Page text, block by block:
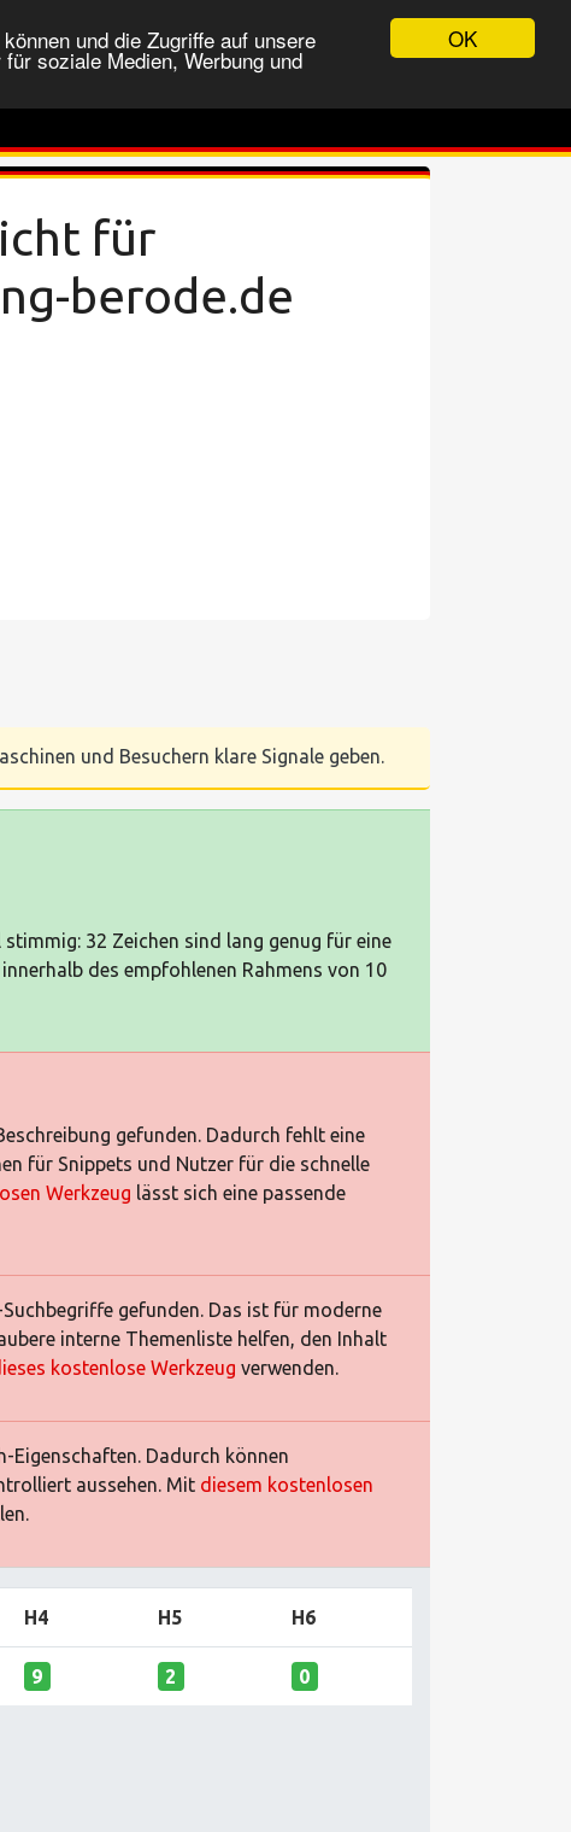
OK
und die Zugriffe auf unsere
soziale Medien, Werbung und
für
berode.de
und Besuchern klare Signale geben.
32 Zeichen sind lang genug für eine
des empfohlenen Rahmens von 10
gefunden. Dadurch fehlt eine
für Snippets und Nutzer für die schnelle
Werkzeug lässt sich eine passende
gefunden. Das ist für moderne
interne Themenliste helfen, den Inhalt
kostenlose Werkzeug verwenden.
Eigenschaften. Dadurch können
aussehen. Mit diesem kostenlosen
H4 H5 H6
9 2 0